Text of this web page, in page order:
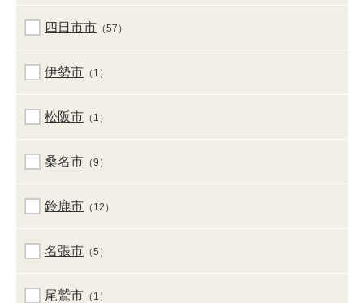
四日市市 （57）
伊勢市 （1）
松阪市 （1）
桑名市 （9）
鈴鹿市 （12）
名張市 （5）
尾鷲市 （1）